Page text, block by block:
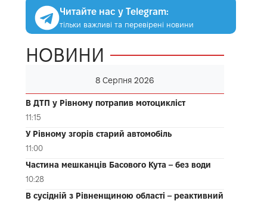
Читайте нас у Telegram:
тільки важливі та перевірені новини
НОВИНИ
8 Серпня 2026
В ДТП у Рівному потрапив мотоцикліст
11:15
У Рівному згорів старий автомобіль
11:00
Частина мешканців Басового Кута – без води
10:28
В сусідній з Рівненщиною області – реактивний